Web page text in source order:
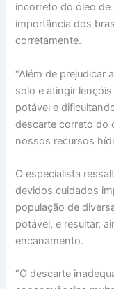
incorreto do óleo de
importância dos
corretamente.
“Além de prejudicar
solo e atingir
potável e
descarte correto do
nossos recursos
O especialista
devidos cuidados
população de
potável, e resultar,
encanamento.
“O descarte